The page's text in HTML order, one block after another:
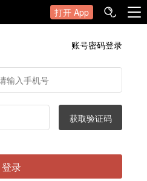
打开 App
账号密码登录
获取验证码
登录